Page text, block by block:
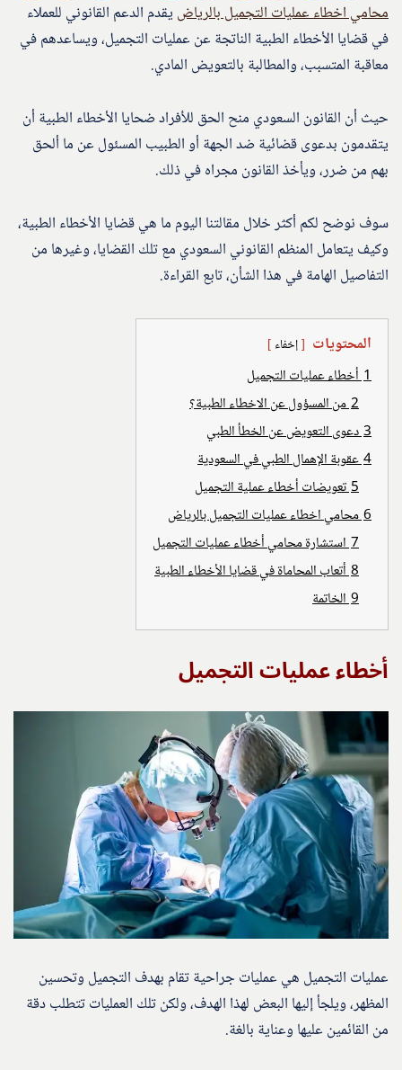
محامي اخطاء عمليات التجميل بالرياض يقدم الدعم القانوني للعملاء
في قضايا الأخطاء الطبية الناتجة عن عمليات التجميل، ويساعدهم في
معاقبة المتسبب، والمطالبة بالتعويض المادي.
حيث أن القانون السعودي منح الحق للأفراد ضحايا الأخطاء الطبية أن
يتقدمون بدعوى قضائية ضد الجهة أو الطبيب المسئول عن ما ألحق
بهم من ضرر، ويأخذ القانون مجراه في ذلك.
سوف نوضح لكم أكثر خلال مقالتنا اليوم ما هي قضايا الأخطاء الطبية،
وكيف يتعامل المنظم القانوني السعودي مع تلك القضايا، وغيرها من
التفاصيل الهامة في هذا الشأن، تابع القراءة.
المحتويات إخفاء
1أخطاء عمليات التجميل
2من المسؤول عن الاخطاء الطبية؟
3دعوى التعويض عن الخطأ الطبي
4عقوبة الإهمال الطبي في السعودية
5تعويضات أخطاء عملية التجميل
6محامي اخطاء عمليات التجميل بالرياض
7استشارة محامي أخطاء عمليات التجميل
8أتعاب المحاماة في قضايا الأخطاء الطبية
9الخاتمة
أخطاء عمليات التجميل
عمليات التجميل هي عمليات جراحية تقام بهدف التجميل وتحسين
المظهر، ويلجأ إليها البعض لهذا الهدف، ولكن تلك العمليات تتطلب دقة
من القائمين عليها وعناية بالغة.